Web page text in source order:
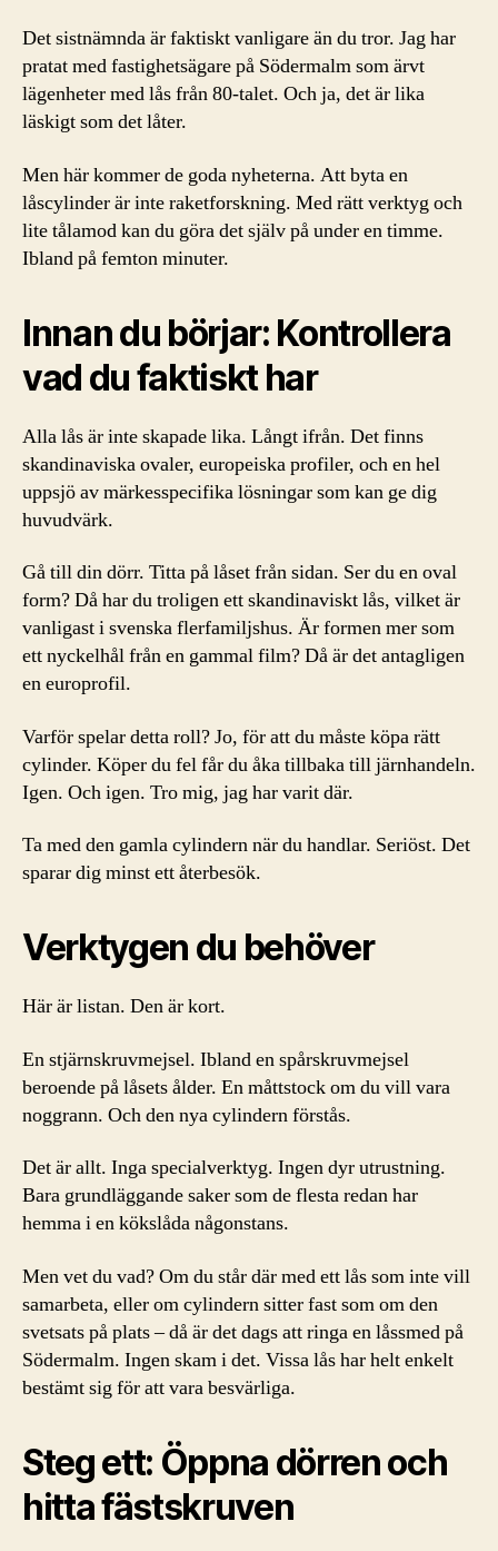
Det sistnämnda är faktiskt vanligare än du tror. Jag har
pratat med fastighetsägare på Södermalm som ärvt
lägenheter med lås från 80-talet. Och ja, det är lika
läskigt som det låter.
Men här kommer de goda nyheterna. Att byta en
låscylinder är inte raketforskning. Med rätt verktyg och
lite tålamod kan du göra det själv på under en timme.
Ibland på femton minuter.
Innan du börjar: Kontrollera
vad du faktiskt har
Alla lås är inte skapade lika. Långt ifrån. Det finns
skandinaviska ovaler, europeiska profiler, och en hel
uppsjö av märkesspecifika lösningar som kan ge dig
huvudvärk.
Gå till din dörr. Titta på låset från sidan. Ser du en oval
form? Då har du troligen ett skandinaviskt lås, vilket är
vanligast i svenska flerfamiljshus. Är formen mer som
ett nyckelhål från en gammal film? Då är det antagligen
en europrofil.
Varför spelar detta roll? Jo, för att du måste köpa rätt
cylinder. Köper du fel får du åka tillbaka till järnhandeln.
Igen. Och igen. Tro mig, jag har varit där.
Ta med den gamla cylindern när du handlar. Seriöst. Det
sparar dig minst ett återbesök.
Verktygen du behöver
Här är listan. Den är kort.
En stjärnskruvmejsel. Ibland en spårskruvmejsel
beroende på låsets ålder. En måttstock om du vill vara
noggrann. Och den nya cylindern förstås.
Det är allt. Inga specialverktyg. Ingen dyr utrustning.
Bara grundläggande saker som de flesta redan har
hemma i en kökslåda någonstans.
Men vet du vad? Om du står där med ett lås som inte vill
samarbeta, eller om cylindern sitter fast som om den
svetsats på plats – då är det dags att ringa en låssmed på
Södermalm. Ingen skam i det. Vissa lås har helt enkelt
bestämt sig för att vara besvärliga.
Steg ett: Öppna dörren och
hitta fästskruven